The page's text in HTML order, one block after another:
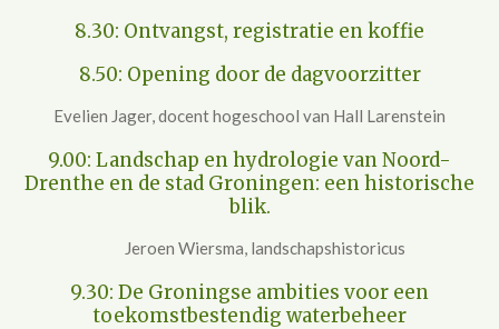
8.30: Ontvangst, registratie en koffie
8.50: Opening door de dagvoorzitter
Evelien Jager, docent hogeschool van Hall Larenstein
9.00: Landschap en hydrologie van Noord-
Drenthe en de stad Groningen: een historische
blik.
Jeroen Wiersma, landschapshistoricus
9.30: De Groningse ambities voor een
toekomstbestendig waterbeheer